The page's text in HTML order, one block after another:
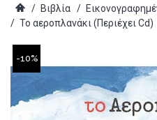
/ Βιβλία /
/ Το αεροπλανάκι (Περιέχει Cd)
-10%